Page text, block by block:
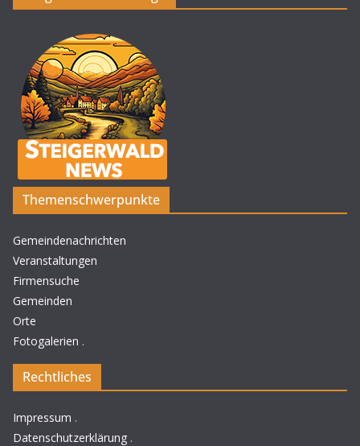
Themenschwerpunkte
Gemeindenachrichten
Veranstaltungen
Firmensuche
Gemeinden
Orte
Fotogalerien .
Rechtliches
Impressum .
Datenschutzerklärung .